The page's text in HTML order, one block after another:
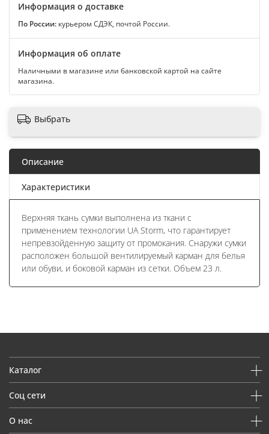
Информация о доставке
По России: курьером СДЭК, почтой России.
Информация об оплате
Наличными в магазине или банковской картой на сайте
магазина.
Выбрать
Описание
Характеристики
Верхняя ткань сумки выполнена из ткани с
применением технологии UA Storm, что гарантирует
непревзойденную защиту от промокания. Снаружи сумки
расположен большой вентилируемый карман для белья
или обуви, и боковой карман из сетки. Объем 23 л.
Каталог
Соц сети
О нас